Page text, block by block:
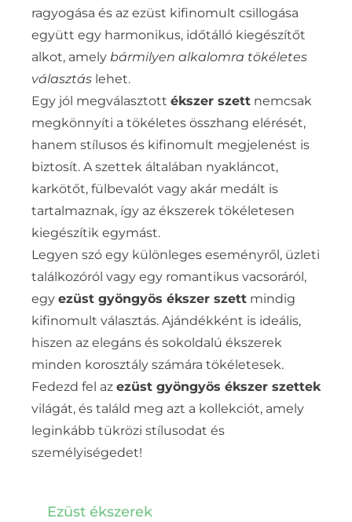
Ezüst ékszerek
ragyogása és az ezüst kifinomult csillogása
együtt egy harmonikus, időtálló kiegészítőt
alkot, amely bármilyen alkalomra tökéletes
választás lehet.
Egy jól megválasztott ékszer szett nemcsak
megkönnyíti a tökéletes összhang elérését,
hanem stílusos és kifinomult megjelenést is
biztosít. A szettek általában nyakláncot,
karkötőt, fülbevalót vagy akár medált is
tartalmaznak, így az ékszerek tökéletesen
kiegészítik egymást.
Legyen szó egy különleges eseményről, üzleti
találkozóról vagy egy romantikus vacsoráról,
egy ezüst gyöngyös ékszer szett mindig
kifinomult választás. Ajándékként is ideális,
hiszen az elegáns és sokoldalú ékszerek
minden korosztály számára tökéletesek.
Fedezd fel az ezüst gyöngyös ékszer szettek
világát, és találd meg azt a kollekciót, amely
leginkább tükrözi stílusodat és
személyiségedet!